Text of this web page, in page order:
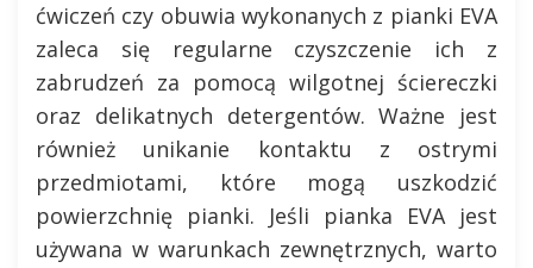
ćwiczeń czy obuwia wykonanych z pianki EVA
zaleca się regularne czyszczenie ich z
zabrudzeń za pomocą wilgotnej ściereczki
oraz delikatnych detergentów. Ważne jest
również unikanie kontaktu z ostrymi
przedmiotami, które mogą uszkodzić
powierzchnię pianki. Jeśli pianka EVA jest
używana w warunkach zewnętrznych, warto